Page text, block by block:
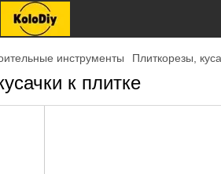
инструменты Плиткорезы,
к плитке